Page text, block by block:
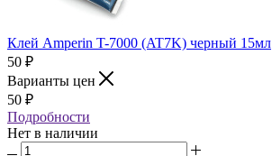
Клей Amperin T-7000 (AT7K) черный 15мл
50 ₽
Варианты цен
50 ₽
Подробности
Нет в наличии